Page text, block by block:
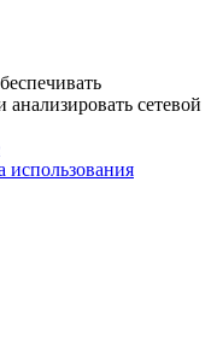
сетевой
использования